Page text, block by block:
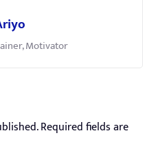
Motivator
Required fields are